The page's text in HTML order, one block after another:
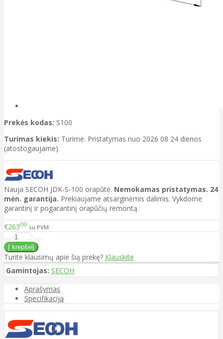
Prekės kodas: S100
Turimas kiekis: Turime. Pristatymas nuo 2026 08 24 dienos
(atostogaujame).
Nauja SECOH JDK-S-100 orapūtė. Nemokamas pristatymas. 24
mėn. garantija. Prekiaujame atsarginėmis dalimis. Vykdome
garantinį ir pogarantinį orapūčių remontą.
€26300 su PVM
Turite klausimų apie šią prekę? Klauskite
Gamintojas: SECOH
Aprašymas
Specifikacija